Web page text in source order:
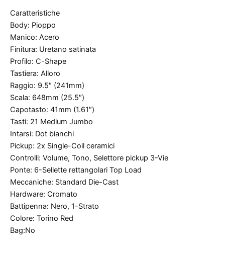
Caratteristiche
Body: Pioppo
Manico: Acero
Finitura: Uretano satinata
Profilo: C-Shape
Tastiera: Alloro
Raggio: 9.5″ (241mm)
Scala: 648mm (25.5″)
Capotasto: 41mm (1.61″)
Tasti: 21 Medium Jumbo
Intarsi: Dot bianchi
Pickup: 2x Single-Coil ceramici
Controlli: Volume, Tono, Selettore pickup 3-Vie
Ponte: 6-Sellette rettangolari Top Load
Meccaniche: Standard Die-Cast
Hardware: Cromato
Battipenna: Nero, 1-Strato
Colore: Torino Red
Bag:No